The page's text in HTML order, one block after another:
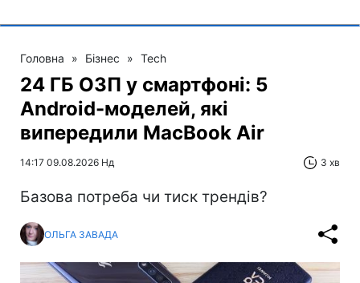
Головна » Бізнес » Tech
24 ГБ ОЗП у смартфоні: 5
Android-моделей, які
випередили MacBook Air
14:17 09.08.2026 Нд 3 хв
Базова потреба чи тиск трендів?
ОЛЬГА ЗАВАДА